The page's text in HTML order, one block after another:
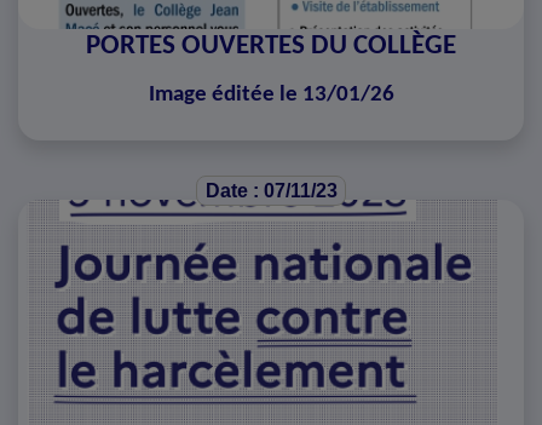
PORTES OUVERTES DU COLLÈGE
Image éditée le 13/01/26
Date : 07/11/23